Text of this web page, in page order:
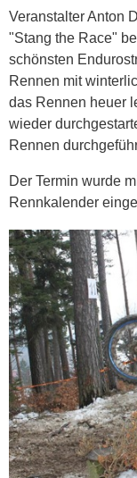
Veranstalter Anton
"Stang the Race"
schönsten
Rennen mit
das Rennen heuer
wieder
Rennen
Der Termin wurde
Rennkalender